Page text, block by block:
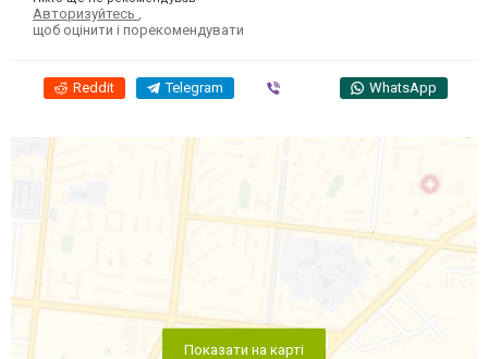
Авторизуйтесь
щоб оцінити і порекомендувати
Reddit Telegram WhatsApp
Показати на карті